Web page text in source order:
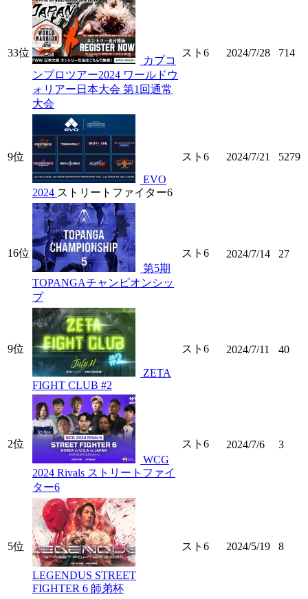
33位
カプコ
ンプロツアー2024 ワールドウ
ォリアー日本大会 第1回通常
大会
スト6 2024/7/28 714
9位
EVO
2024 ストリートファイター6
スト6 2024/7/21 5279
16位
第5期
TOPANGAチャンピオンシッ
プ
スト6 2024/7/14 27
9位
ZETA
FIGHT CLUB #2
スト6 2024/7/11 40
2位
WCG
2024 Rivals ストリートファイ
ター6
スト6 2024/7/6 3
5位
LEGENDUS STREET
FIGHTER 6 師弟杯
スト6 2024/5/19 8